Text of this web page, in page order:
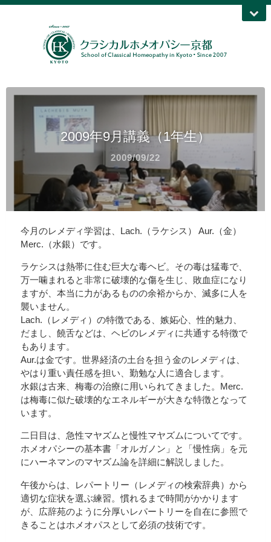
2009年9月講義（1年生）
2009/09/22
今月のレメディ学習は、Lach.（ラケシス） Aur.（金）
Merc.（水銀）です。
ラケシスは熱帯に住む巨大な毒ヘビ。その毒は猛毒で、
万一噛まれると非常に破壊的な傷を生じ、敗血症になり
ますが、本当に力があるものの余裕からか、滅多に人を
襲いません。
Lach.（レメディ）の特徴である、嫉妬心、性的魅力、
だまし、饒舌などは、ヘビのレメディに共通する特徴で
もあります。
Aur.は金です。世界経済の土台を担う金のレメディは、
やはり重い責任感を担い、勤勉な人に適合します。
水銀は古来、梅毒の治療に用いられてきました。Merc.
は梅毒に似た破壊的なエネルギーが大きな特徴となって
います。
二日目は、急性マヤズムと慢性マヤズムについてです。
ホメオパシーの基本書「オルガノン」と「慢性病」を元
にハーネマンのマヤズム論を詳細に解説しました。
午後からは、レパートリー（レメディの検索辞典）から
適切な症状を選ぶ練習。慣れるまで時間がかかります
が、広辞苑のように分厚いレパートリーを自在に参照で
きることはホメオパスとして必須の技術です。